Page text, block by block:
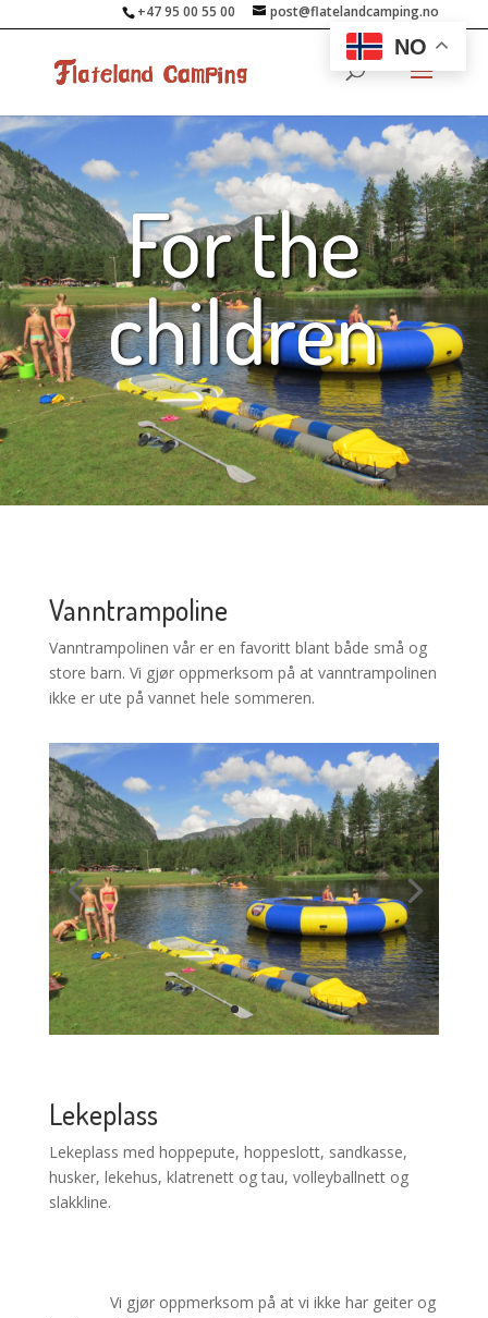
+47 95 00 55 00 post@flatelandcamping.no
For the
children
Vanntrampoline
Vanntrampolinen vår er en favoritt blant både små og
store barn. Vi gjør oppmerksom på at vanntrampolinen
ikke er ute på vannet hele sommeren.
Lekeplass
Lekeplass med hoppepute, hoppeslott, sandkasse,
husker, lekehus, klatrenett og tau, volleyballnett og
slakkline.
Vi gjør oppmerksom på at vi ikke har geiter og
NO